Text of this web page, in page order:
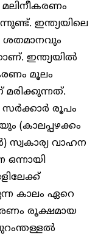
ഇന്ത്യയിലെ
ശതമാനവും
ഇന്ത്യയിൽ
മൂലം
മരിക്കുന്നത്.
സർക്കാർ രൂപം
(കാലപ്പഴക്കം
സ്വകാര്യ വാഹന
ഒന്നായി
കാലം ഏറെ
രൂക്ഷമായ